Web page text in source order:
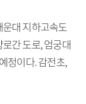
대 지하고속도
간 도로, 엄궁대
정이다. 감전초,